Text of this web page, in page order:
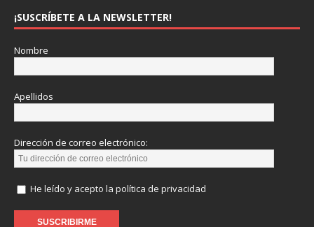
¡SUSCRÍBETE A LA NEWSLETTER!
Nombre
Apellidos
Dirección de correo electrónico:
He leído y acepto la política de privacidad